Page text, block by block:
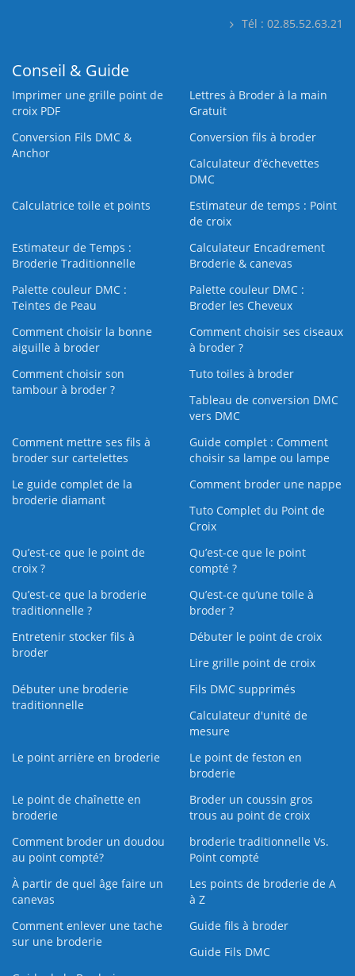
Tél : 02.85.52.63.21
Conseil & Guide
Imprimer une grille point de
croix PDF
Lettres à Broder à la main
Gratuit
Conversion Fils DMC &
Anchor
Conversion fils à broder
Calculateur d’échevettes
DMC
Calculatrice toile et points
Estimateur de temps : Point
de croix
Estimateur de Temps :
Broderie Traditionnelle
Calculateur Encadrement
Broderie & canevas
Palette couleur DMC :
Teintes de Peau
Palette couleur DMC :
Broder les Cheveux
Comment choisir la bonne
aiguille à broder
Comment choisir ses ciseaux
à broder ?
Comment choisir son
tambour à broder ?
Tuto toiles à broder
Tableau de conversion DMC
vers DMC
Comment mettre ses fils à
broder sur cartelettes
Guide complet : Comment
choisir sa lampe ou lampe
Le guide complet de la
broderie diamant
Comment broder une nappe
Tuto Complet du Point de
Croix
Qu’est-ce que le point de
croix ?
Qu’est-ce que le point
compté ?
Qu’est-ce que la broderie
traditionnelle ?
Qu’est‑ce qu’une toile à
broder ?
Entretenir stocker fils à
broder
Débuter le point de croix
Lire grille point de croix
Débuter une broderie
traditionnelle
Fils DMC supprimés
Calculateur d'unité de
mesure
Le point arrière en broderie
Le point de feston en
broderie
Le point de chaînette en
broderie
Broder un coussin gros
trous au point de croix
Comment broder un doudou
au point compté?
broderie traditionnelle Vs.
Point compté
À partir de quel âge faire un
canevas
Les points de broderie de A
à Z
Comment enlever une tache
sur une broderie
Guide fils à broder
Guide Fils DMC